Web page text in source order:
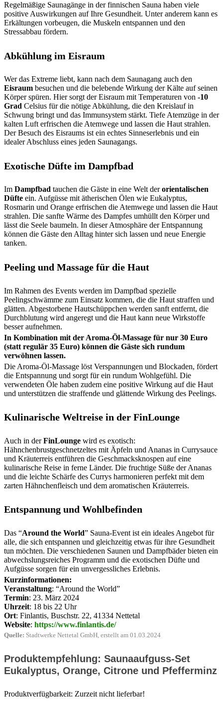
Regelmäßige Saunagänge in der finnischen Sauna haben viele
positive Auswirkungen auf Ihre Gesundheit. Unter anderem kann es
Erkältungen vorbeugen, die Muskeln entspannen und den
Stressabbau fördern.
Abkühlung im Eisraum
Wer das Extreme liebt, kann nach dem Saunagang auch den
Eisraum besuchen und die belebende Wirkung der Kälte auf seinen
Körper spüren. Hier sorgt der Eisraum mit Temperaturen von -10
Grad Celsius für die nötige Abkühlung, die den Kreislauf in
Schwung bringt und das Immunsystem stärkt. Tiefe Atemzüge in der
kalten Luft erfrischen die Atemwege und lassen die Haut strahlen.
Der Besuch des Eisraums ist ein echtes Sinneserlebnis und ein
idealer Abschluss eines jeden Saunagangs.
Exotische Düfte im Dampfbad
Im Dampfbad tauchen die Gäste in eine Welt derorientalischen
Düfte ein. Aufgüsse mit ätherischen Ölen wie Eukalyptus,
Rosmarin und Orange erfrischen die Atemwege und lassen die Haut
strahlen. Die sanfte Wärme des Dampfes umhüllt den Körper und
lässt die Seele baumeln. In dieser Atmosphäre der Entspannung
können die Gäste den Alltag hinter sich lassen und neue Energie
tanken.
Peeling und Massage für die Haut
Im Rahmen des Events werden im Dampfbad spezielle
Peelingschwämme zum Einsatz kommen, die die Haut straffen und
glätten. Abgestorbene Hautschüppchen werden sanft entfernt, die
Durchblutung wird angeregt und die Haut kann neue Wirkstoffe
besser aufnehmen.
In Kombination mit der Aroma-Öl-Massage für nur 30 Euro
(statt regulär 35 Euro) können die Gäste sich rundum
verwöhnen lassen.
Die Aroma-Öl-Massage löst Verspannungen und Blockaden, fördert
die Entspannung und sorgt für ein rundum Wohlgefühl. Die
verwendeten Öle haben zudem eine positive Wirkung auf die Haut
und unterstützen die straffende und glättende Wirkung des Peelings.
Kulinarische Weltreise in der FinLounge
Auch in derFinLounge wird es exotisch:
Hähnchenbrustgeschnetzeltes mit Äpfeln und Ananas in Currysauce
und Kräuterreis entführen die Geschmacksknospen auf eine
kulinarische Reise in ferne Länder. Die fruchtige Süße der Ananas
und die leichte Schärfe des Currys harmonieren perfekt mit dem
zarten Hähnchenfleisch und dem aromatischen Kräuterreis.
Entspannung und Wohlbefinden
Das “Around the World” Sauna-Event ist ein ideales Angebot für
alle, die sich entspannen und gleichzeitig etwas für ihre Gesundheit
tun möchten. Die verschiedenen Saunen und Dampfbäder bieten ein
abwechslungsreiches Programm und die exotischen Düfte und
Aufgüsse sorgen für ein unvergessliches Erlebnis.
Kurzinformationen:
Veranstaltung: “Around the World”
Termin: 23. März 2024
Uhrzeit: 18 bis 22 Uhr
Ort: Finlantis, Buschstr. 22, 41334 Nettetal
Website: https://www.finlantis.de/
Quelle: Stadtwerke Nettetal GmbH, erstellt am 01.03.2024
Produktempfehlung: Saunaaufguss-Set
Eukalyptus, Orange, Citrone und Pfefferminz
Produktverfügbarkeit: Zurzeit nicht lieferbar!